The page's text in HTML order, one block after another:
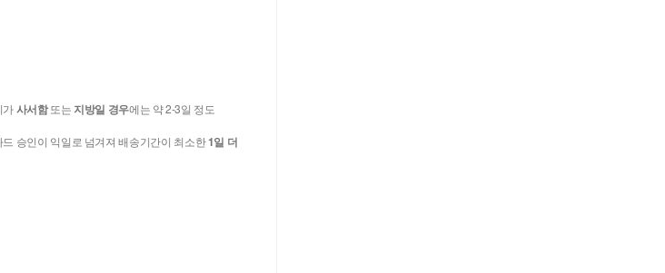
가사서함또는지방일 경우에는 약 2-3일 정도
승인이 익일로 넘겨져 배송기간이 최소한1일 더